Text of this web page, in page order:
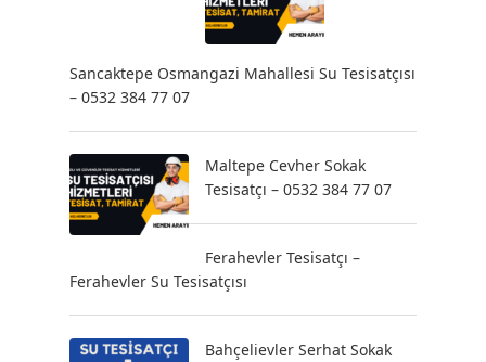
Sancaktepe Osmangazi Mahallesi Su Tesisatçısı
– 0532 384 77 07
Maltepe Cevher Sokak
Tesisatçı – 0532 384 77 07
Ferahevler Tesisatçı –
Ferahevler Su Tesisatçısı
Bahçelievler Serhat Sokak